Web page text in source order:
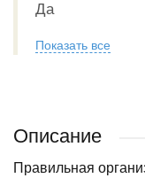
Да
Показать все
Описание
Правильная